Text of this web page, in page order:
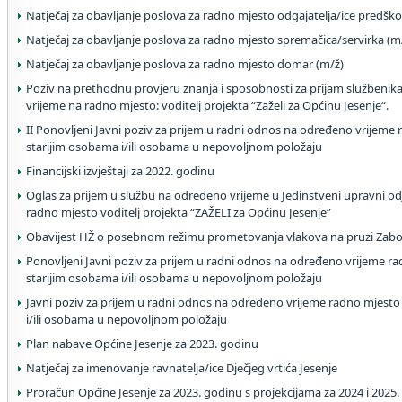
Natječaj za obavljanje poslova za radno mjesto odgajatelja/ice
Natječaj za obavljanje poslova za radno mjesto spremačica/servirka
Natječaj za obavljanje poslova za radno mjesto domar (m/ž)
Poziv na prethodnu provjeru znanja i sposobnosti za prijam
vrijeme na radno mjesto: voditelj projekta “Zaželi za Općinu Jesenje“.
II Ponovljeni Javni poziv za prijem u radni odnos na određeno
starijim osobama i/ili osobama u nepovoljnom položaju
Financijski izvještaji za 2022. godinu
Oglas za prijem u službu na određeno vrijeme u Jedinstveni upravni
radno mjesto voditelj projekta “ZAŽELI za Općinu Jesenje”
Obavijest HŽ o posebnom režimu prometovanja vlakova na pruzi
Ponovljeni Javni poziv za prijem u radni odnos na određeno vrijeme
starijim osobama i/ili osobama u nepovoljnom položaju
Javni poziv za prijem u radni odnos na određeno vrijeme radno
i/ili osobama u nepovoljnom položaju
Plan nabave Općine Jesenje za 2023. godinu
Natječaj za imenovanje ravnatelja/ice Dječjeg vrtića Jesenje
Proračun Općine Jesenje za 2023. godinu s projekcijama za 2024 i 2025.